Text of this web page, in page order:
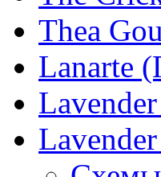
Thea
Lanarte